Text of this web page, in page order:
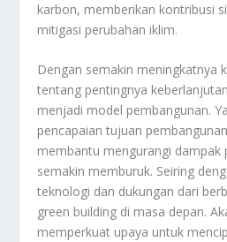
karbon, memberikan kontribusi
mitigasi perubahan iklim.
Dengan semakin meningkatnya
tentang pentingnya
menjadi model pembangunan.
pencapaian tujuan
membantu mengurangi dampak
semakin memburuk. Seiring
teknologi dan dukungan dari
green building di masa depan.
memperkuat upaya untuk